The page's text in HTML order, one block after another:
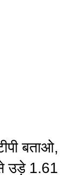
बताओ,
उड़े 1.61